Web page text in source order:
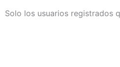
Solo los usuarios registrados